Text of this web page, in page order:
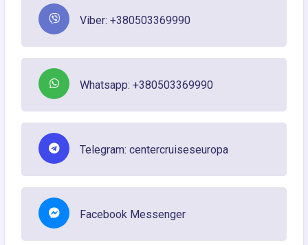
Viber: +380503369990
Whatsapp: +380503369990
Telegram: centercruiseseuropa
Facebook Messenger